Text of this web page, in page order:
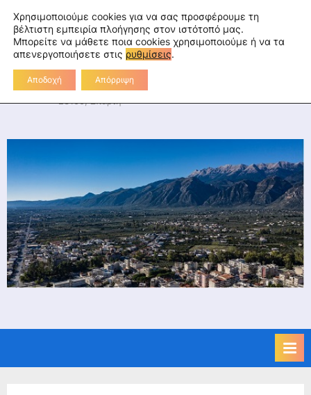
Skip
content
fa tu tw in rss Επικοινωνία
Διεύθυνση Πρωτοβάθμιας
Εκπαίδευσης Λακωνίας
Διοικητήριο Λακωνίας, 2ο χλμ Ε.Ο. Σπάρτης-Γυθείου,
23100, Σπάρτη
Χρησιμοποιούμε cookies για να σας προσφέρουμε τη
βέλτιστη εμπειρία πλοήγησης στον ιστότοπό μας.
Μπορείτε να μάθετε ποια cookies χρησιμοποιούμε ή να τα
απενεργοποιήσετε στις ρυθμίσεις.
Αποδοχή Απόρριψη